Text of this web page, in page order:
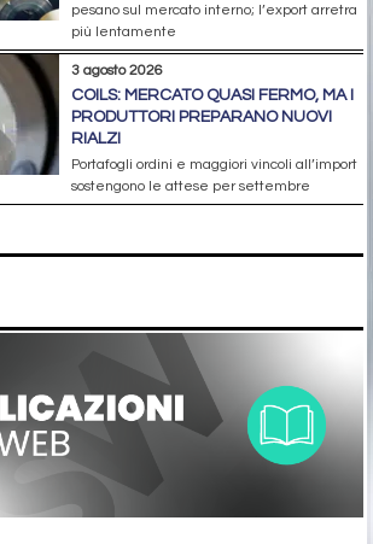
pesano sul mercato interno; l’export arretra
più lentamente
3 agosto 2026
COILS: MERCATO QUASI FERMO, MA I
PRODUTTORI PREPARANO NUOVI
RIALZI
Portafogli ordini e maggiori vincoli all’import
sostengono le attese per settembre